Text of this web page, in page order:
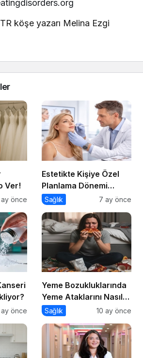
köşe yazarı Melina Ezgi
Ver!
ay önce
Estetikte Kişiye Özel
Planlama Dönemi
Başladı
Sağlık 7 ay önce
önce
Yeme Bozukluklarında
Yeme Ataklarını Nasıl
Engellerim?
Sağlık 10 ay önce